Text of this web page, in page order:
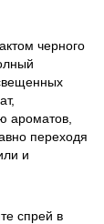
черного
ароматов,
переходя
и
спрей в